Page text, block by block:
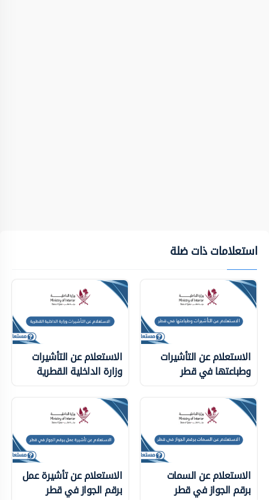
استعلامات ذات ضلة
الاستعلام عن التأشيرات
وطباعتها في قطر
الاستعلام عن التأشيرات
وزارة الداخلية ‏القطرية
الاستعلام عن السمات
برقم الجواز في قطر
الاستعلام عن تأشيرة عمل
برقم الجواز في قطر